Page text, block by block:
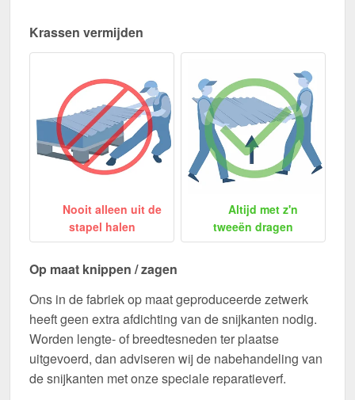
Krassen vermijden
Nooit alleen uit de
stapel halen
Altijd met z'n
tweeën dragen
Op maat knippen / zagen
Ons in de fabriek op maat geproduceerde zetwerk
heeft geen extra afdichting van de snijkanten nodig.
Worden lengte- of breedtesneden ter plaatse
uitgevoerd, dan adviseren wij de nabehandeling van
de snijkanten met onze speciale reparatieverf.